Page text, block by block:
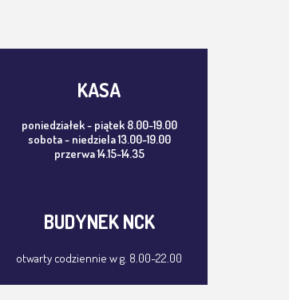
KASA
poniedziałek - piątek 8.00-19.00
sobota - niedziela 13.00-19.00
przerwa 14.15-14.35
BUDYNEK NCK
otwarty codziennie w g. 8.00-22.00